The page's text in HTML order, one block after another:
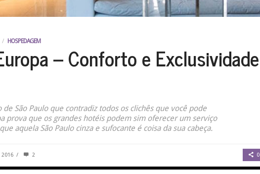
/ HOSPEDAGEM
– Conforto e Exclusividade
São Paulo que contradiz todos os clichês que você pode
prova que os grandes hotéis podem sim oferecer um serviço
aquela São Paulo cinza e sufocante é coisa da sua cabeça.
/ 2 0